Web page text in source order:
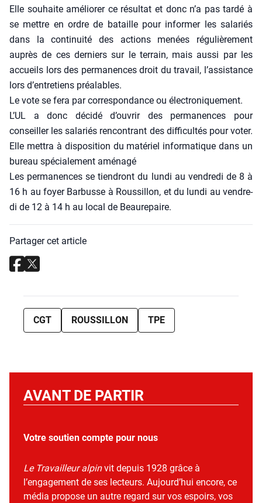
Elle sou­haite amé­lio­rer ce résul­tat et donc n’a pas tar­dé à
se mettre en ordre de bataille pour infor­mer les sala­riés
dans la conti­nui­té des actions menées régu­liè­re­ment
auprès de ces der­niers sur le ter­rain, mais aus­si par les
accueils lors des per­ma­nences droit du tra­vail, l’as­sis­tance
lors d’en­tre­tiens préa­lables.
Le vote se fera par cor­res­pon­dance ou élec­tro­ni­que­ment.
L’UL a donc déci­dé d’ou­vrir des per­ma­nences pour
conseiller les sala­riés ren­con­trant des dif­fi­cul­tés pour voter.
Elle met­tra à dis­po­si­tion du maté­riel infor­ma­tique dans un
bureau spé­cia­le­ment amé­na­gé
Les per­ma­nences se tien­dront du lun­di au ven­dre­di de 8 à
16 h au foyer Bar­busse à Rous­sillon, et du lun­di au ven­dre­
di de 12 à 14 h au local de Beau­re­paire.
Partager cet article
CGT ROUSSILLON TPE
AVANT DE PARTIR
Votre soutien compte pour nous
Le Travailleur alpinvit depuis 1928 grâce à
l’engagement de ses lecteurs. Aujourd’hui encore, ce
média propose un autre regard sur vos espoirs, vos